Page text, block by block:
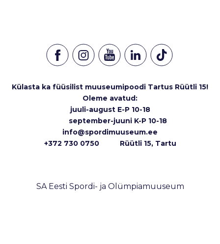
Külasta ka füüsilist muuseumipoodi Tartus Rüütli 15!
Oleme avatud:
juuli-august E-P 10-18
september-juuni K-P 10-18
info@spordimuuseum.ee
+372 730 0750 Rüütli 15, Tartu
SA Eesti Spordi- ja Olümpiamuuseum